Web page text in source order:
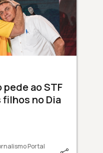
ao STF
no Dia
Portal